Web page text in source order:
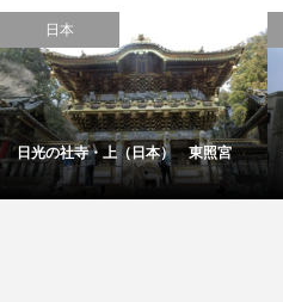
日本
日光の社寺・上（日本） 東照宮